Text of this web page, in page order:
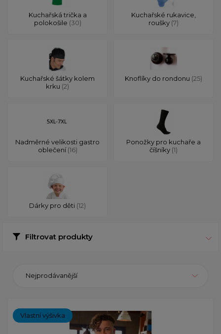
Kuchařská trička a
polokošile (30)
Kuchařské rukavice,
roušky (7)
Kuchařské šátky kolem
krku (2)
Knoflíky do rondonu (25)
Nadměrné velikosti gastro
oblečení(16)
Ponožky pro kuchaře a
číšníky (1)
Dárky pro děti (12)
Filtrovat produkty
Nejprodávanější
Vlastní výšivka